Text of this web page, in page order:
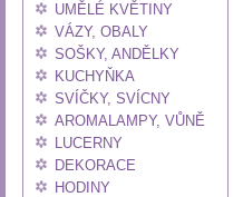
UMĚLÉ KVĚTINY
VÁZY, OBALY
SOŠKY, ANDĚLKY
KUCHYŇKA
SVÍČKY, SVÍCNY
AROMALAMPY, VŮNĚ
LUCERNY
DEKORACE
HODINY